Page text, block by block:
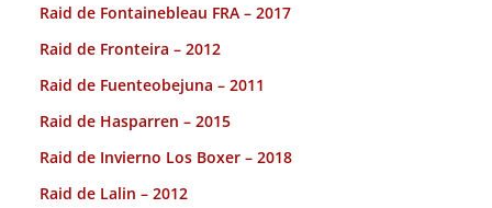
Raid de Fontainebleau FRA – 2017
Raid de Fronteira – 2012
Raid de Fuenteobejuna – 2011
Raid de Hasparren – 2015
Raid de Invierno Los Boxer – 2018
Raid de Lalin – 2012